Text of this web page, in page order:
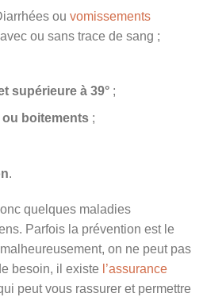
ou vomissements
ou sans trace de sang ;
supérieure à 39°;
boitements;
.
quelques maladies
Parfois la prévention est le
on ne peut pas
besoin, il existe l’assurance
peut vous rassurer et permettre